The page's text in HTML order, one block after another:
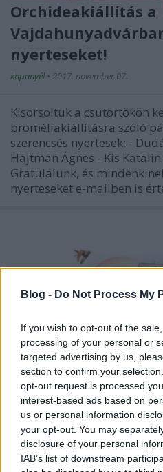
Blog - Do Not Process My
If you wish to opt-out of the
processing of your personal or
targeted advertising by us,
section to confirm your
opt-out request is processed
interest-based ads based on
us or personal information
your opt-out. You may
disclosure of your personal
IAB’s list of downstream
Orchideakiállítás a
nyerteseket!
kapanyél • 2017. november 07.
Kisorsoltuk a csütörtökön
broméliakiállításra szóló
szerencsés nyertesek: -
Hajtman Ágnes - Kis
Gratulálunk, és
nyerteseket e-mailben is
Hortus -
Eredményhirdetés